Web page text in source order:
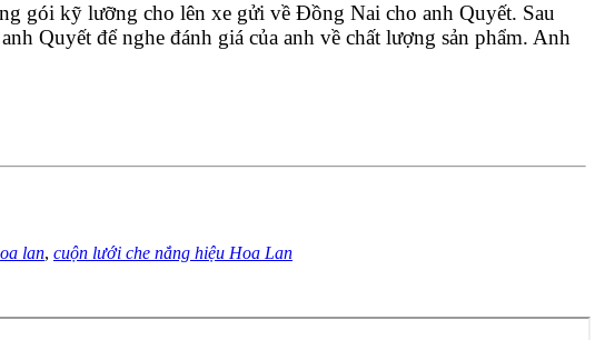
gói kỹ lưỡng cho lên xe gửi về Đồng Nai cho anh Quyết. Sau
Quyết để nghe đánh giá của anh về chất lượng sản phẩm. Anh
lan, cuộn lưới che nắng hiệu Hoa Lan